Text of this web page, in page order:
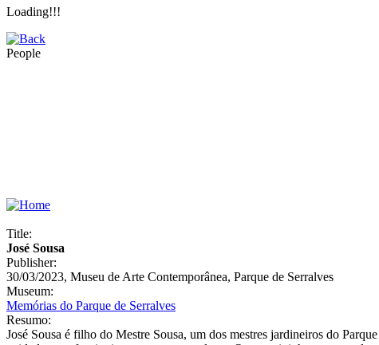
Loading!!!
People
Title:
José Sousa
Publisher:
30/03/2023, Museu de Arte Contemporânea, Parque de Serralves
Museum:
Memórias do Parque de Serralves
Resumo:
José Sousa é filho do Mestre Sousa, um dos mestres jardineiros do